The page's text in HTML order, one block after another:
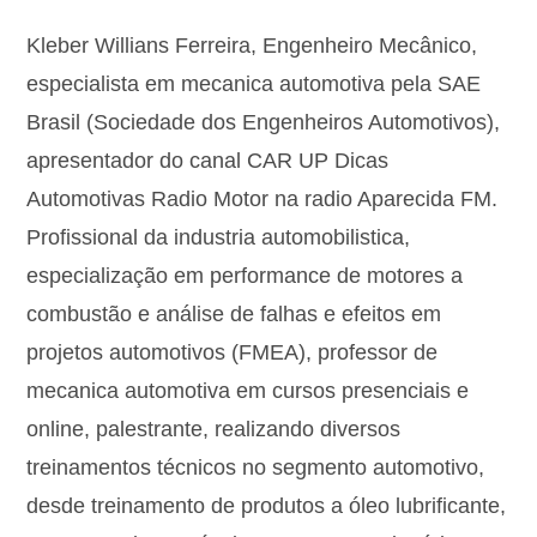
Kleber Willians Ferreira, Engenheiro Mecânico,
especialista em mecanica automotiva pela SAE
Brasil (Sociedade dos Engenheiros Automotivos),
apresentador do canal CAR UP Dicas
Automotivas Radio Motor na radio Aparecida FM.
Profissional da industria automobilistica,
especialização em performance de motores a
combustão e análise de falhas e efeitos em
projetos automotivos (FMEA), professor de
mecanica automotiva em cursos presenciais e
online, palestrante, realizando diversos
treinamentos técnicos no segmento automotivo,
desde treinamento de produtos a óleo lubrificante,